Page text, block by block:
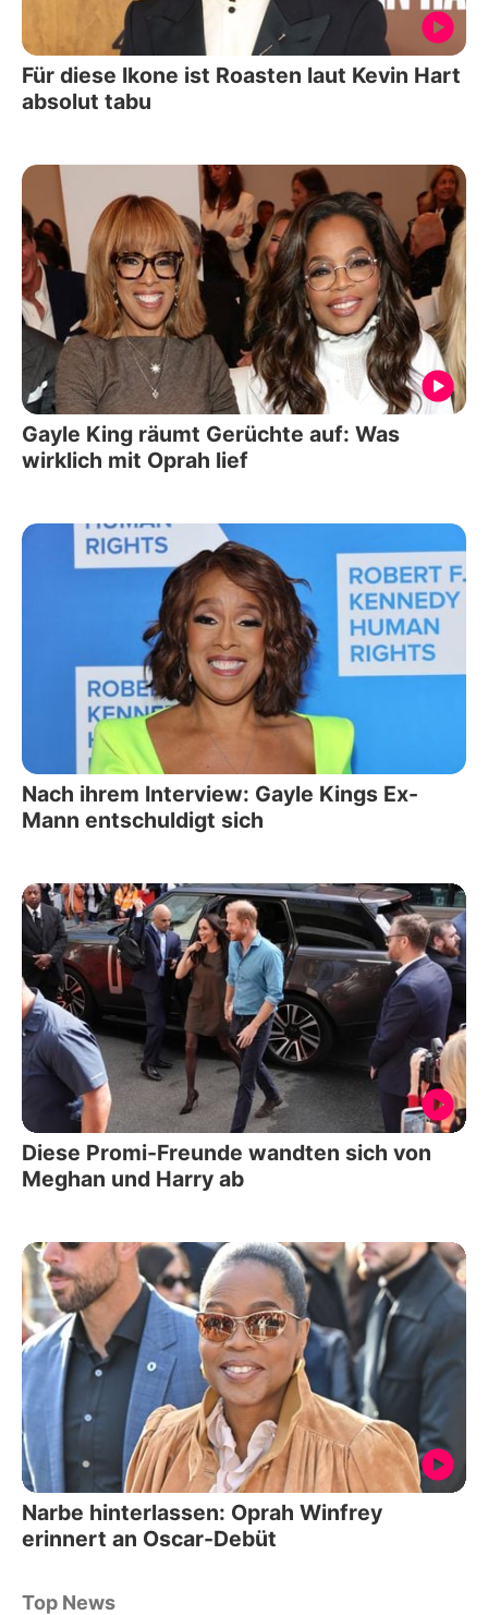
Für diese Ikone ist Roasten laut Kevin Hart
absolut tabu
Gayle King räumt Gerüchte auf: Was
wirklich mit Oprah lief
Nach ihrem Interview: Gayle Kings Ex-
Mann entschuldigt sich
Diese Promi-Freunde wandten sich von
Meghan und Harry ab
Narbe hinterlassen: Oprah Winfrey
erinnert an Oscar-Debüt
Top News